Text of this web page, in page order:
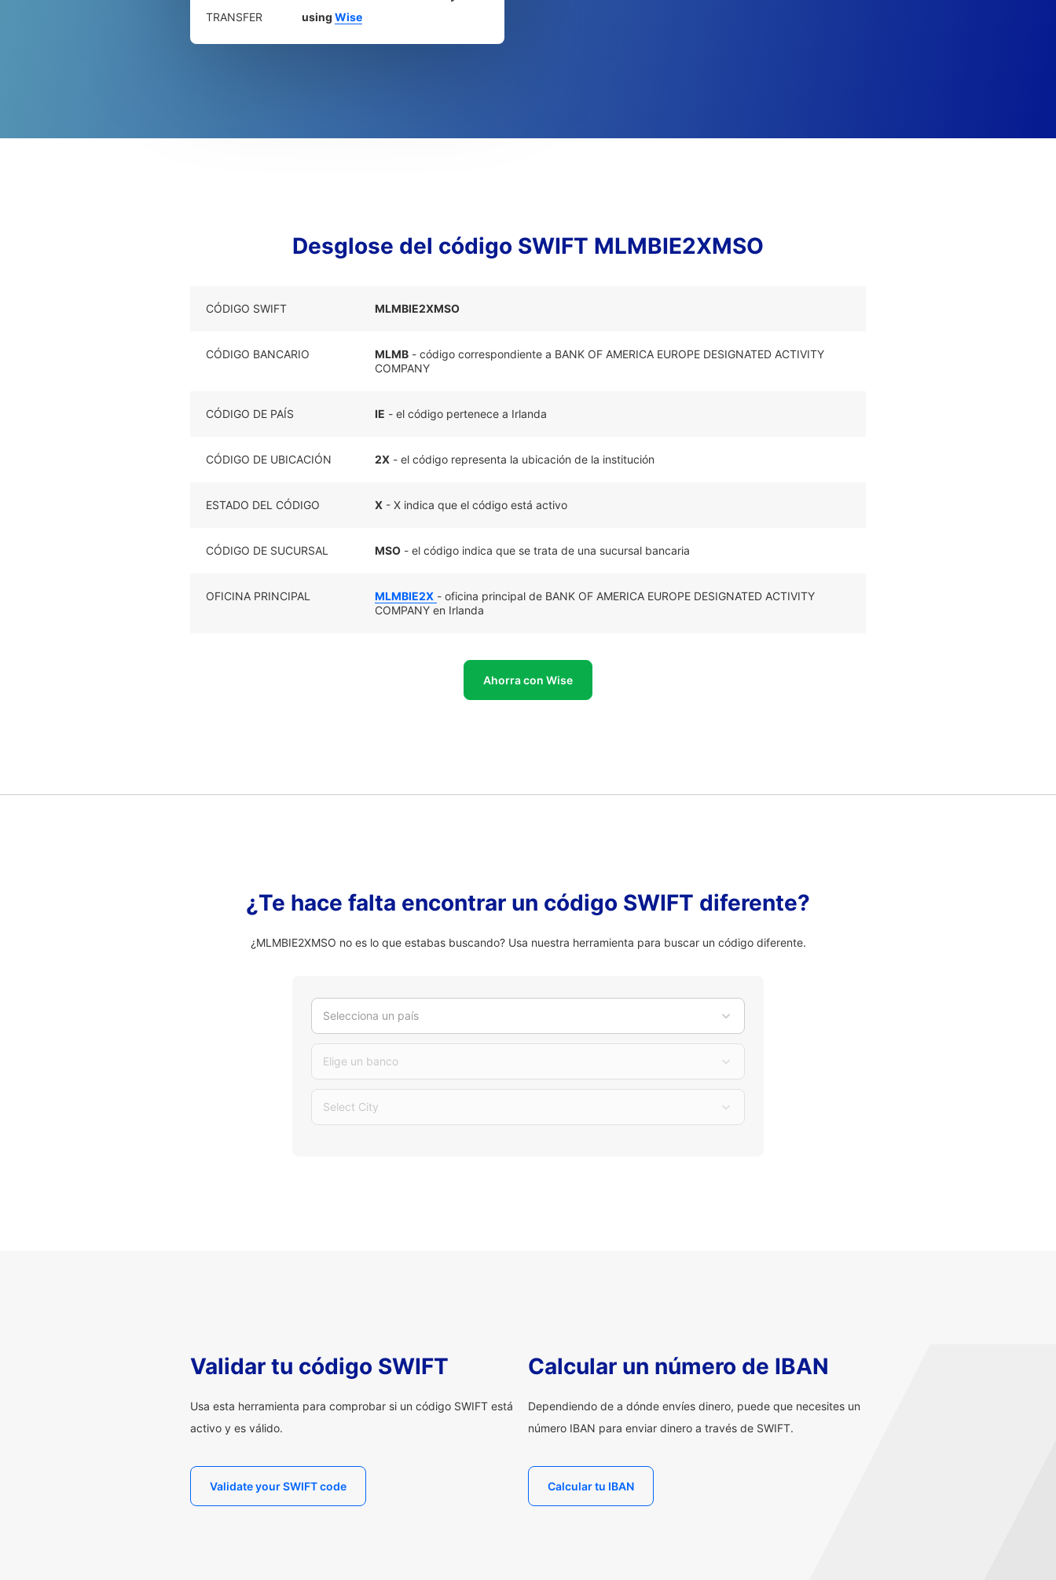
TRANSFER
using Wise
Desglose del código SWIFT MLMBIE2XMSO
CÓDIGO SWIFT MLMBIE2XMSO
CÓDIGO BANCARIO MLMB - código correspondiente a BANK OF AMERICA EUROPE DESIGNATED ACTIVITY
COMPANY
CÓDIGO DE PAÍS IE - el código pertenece a Irlanda
CÓDIGO DE UBICACIÓN 2X - el código representa la ubicación de la institución
ESTADO DEL CÓDIGO X - X indica que el código está activo
CÓDIGO DE SUCURSAL MSO - el código indica que se trata de una sucursal bancaria
OFICINA PRINCIPAL MLMBIE2X - oficina principal de BANK OF AMERICA EUROPE DESIGNATED ACTIVITY
COMPANY en Irlanda
Ahorra con Wise
¿Te hace falta encontrar un código SWIFT diferente?
¿MLMBIE2XMSO no es lo que estabas buscando? Usa nuestra herramienta para buscar un código diferente.
Selecciona un país
Elige un banco
Select City
Validar tu código SWIFT
Usa esta herramienta para comprobar si un código SWIFT está
activo y es válido.
Validate your SWIFT code
Calcular un número de IBAN
Dependiendo de a dónde envíes dinero, puede que necesites un
número IBAN para enviar dinero a través de SWIFT.
Calcular tu IBAN